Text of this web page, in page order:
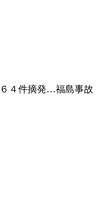
４件摘発…福島事故